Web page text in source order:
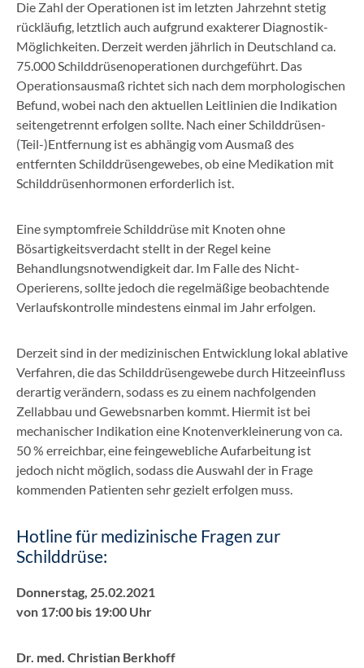
Die Zahl der Operationen ist im letzten Jahrzehnt stetig
rückläufig, letztlich auch aufgrund exakterer Diagnostik-
Möglichkeiten. Derzeit werden jährlich in Deutschland ca.
75.000 Schilddrüsenoperationen durchgeführt. Das
Operationsausmaß richtet sich nach dem morphologischen
Befund, wobei nach den aktuellen Leitlinien die Indikation
seitengetrennt erfolgen sollte. Nach einer Schilddrüsen-
(Teil-)Entfernung ist es abhängig vom Ausmaß des
entfernten Schilddrüsengewebes, ob eine Medikation mit
Schilddrüsenhormonen erforderlich ist.
Eine symptomfreie Schilddrüse mit Knoten ohne
Bösartigkeitsverdacht stellt in der Regel keine
Behandlungsnotwendigkeit dar. Im Falle des Nicht-
Operierens, sollte jedoch die regelmäßige beobachtende
Verlaufskontrolle mindestens einmal im Jahr erfolgen.
Derzeit sind in der medizinischen Entwicklung lokal ablative
Verfahren, die das Schilddrüsengewebe durch Hitzeeinfluss
derartig verändern, sodass es zu einem nachfolgenden
Zellabbau und Gewebsnarben kommt. Hiermit ist bei
mechanischer Indikation eine Knotenverkleinerung von ca.
50 % erreichbar, eine feingewebliche Aufarbeitung ist
jedoch nicht möglich, sodass die Auswahl der in Frage
kommenden Patienten sehr gezielt erfolgen muss.
Hotline für medizinische Fragen zur
Schilddrüse:
Donnerstag, 25.02.2021
von 17:00 bis 19:00 Uhr
Dr. med. Christian Berkhoff